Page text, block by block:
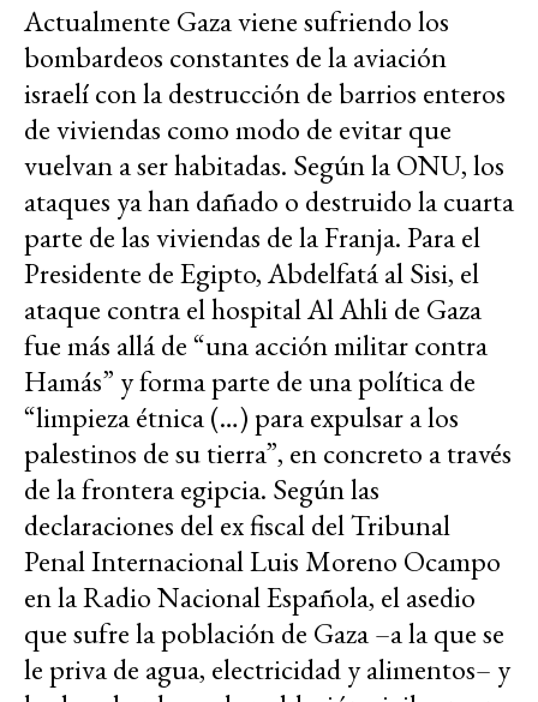
Actualmente Gaza viene sufriendo los
bombardeos constantes de la aviación
israelí con la destrucción de barrios enteros
de viviendas como modo de evitar que
vuelvan a ser habitadas. Según la ONU, los
ataques ya han dañado o destruido la cuarta
parte de las viviendas de la Franja. Para el
Presidente de Egipto, Abdelfatá al Sisi, el
ataque contra el hospital Al Ahli de Gaza
fue más allá de “una acción militar contra
Hamás” y forma parte de una política de
“limpieza étnica (…) para expulsar a los
palestinos de su tierra”, en concreto a través
de la frontera egipcia. Según las
declaraciones del ex fiscal del Tribunal
Penal Internacional Luis Moreno Ocampo
en la Radio Nacional Española, el asedio
que sufre la población de Gaza –a la que se
le priva de agua, electricidad y alimentos– y